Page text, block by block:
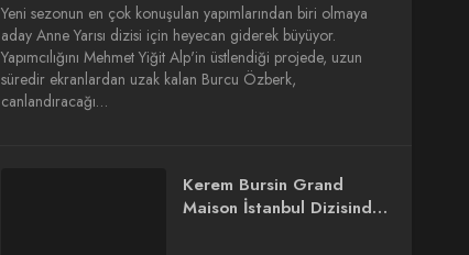
Yeni sezonun en çok konuşulan yapımlarından biri olmaya
aday Anne Yarısı dizisi için heyecan giderek büyüyor.
Yapımcılığını Mehmet Yiğit Alp'in üstlendiği projede, uzun
süredir ekranlardan uzak kalan Burcu Özberk,
canlandıracağı…
Kerem Bursin Grand
Maison İstanbul Dizisinde